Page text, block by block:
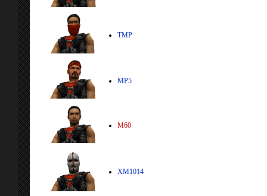
TMP
MP5
M60
XM1014